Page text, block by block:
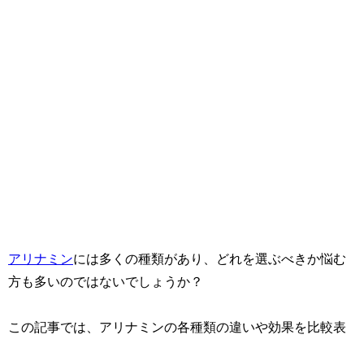
アリナミンには多くの種類があり、どれを選ぶべきか悩む
方も多いのではないでしょうか？
この記事では、アリナミンの各種類の違いや効果を比較表